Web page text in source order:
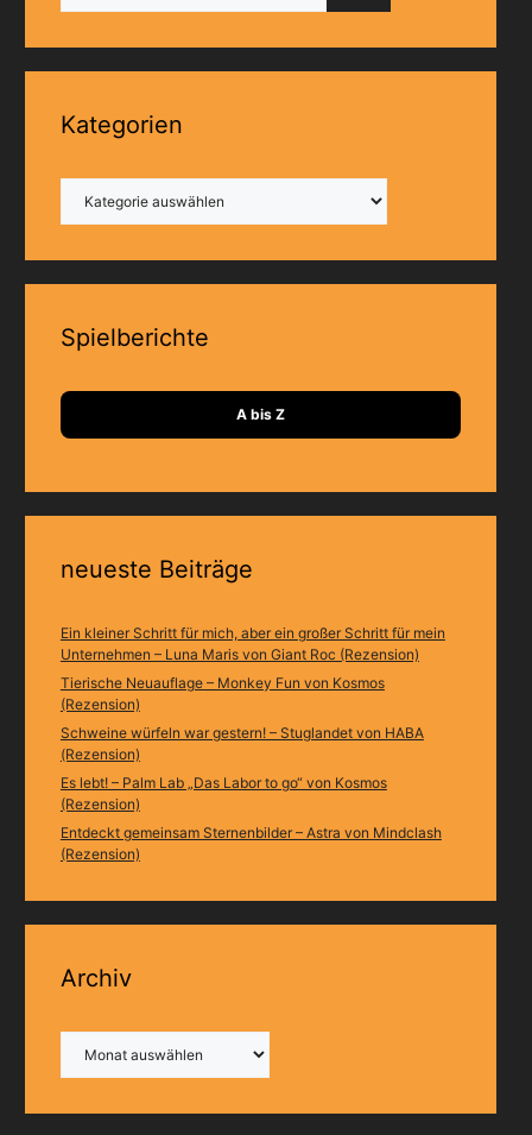
Kategorien
Spielberichte
A bis Z
neueste Beiträge
Ein kleiner Schritt für mich, aber ein großer Schritt für mein
Unternehmen – Luna Maris von Giant Roc (Rezension)
Tierische Neuauflage – Monkey Fun von Kosmos
(Rezension)
Schweine würfeln war gestern! – Stuglandet von HABA
(Rezension)
Es lebt! – Palm Lab „Das Labor to go“ von Kosmos
(Rezension)
Entdeckt gemeinsam Sternenbilder – Astra von Mindclash
(Rezension)
Archiv